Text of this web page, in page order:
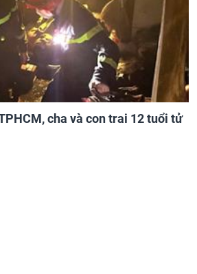
cha và con trai 12 tuổi tử